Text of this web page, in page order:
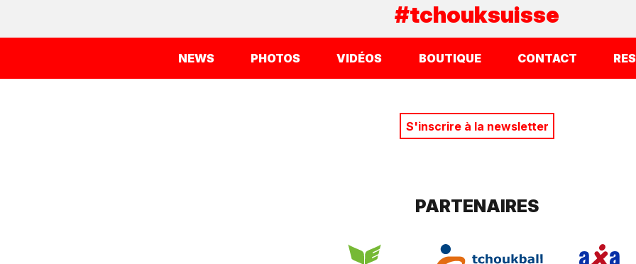
#tchouksuisse
NEWS PHOTOS VIDÉOS BOUTIQUE CONTACT
S'inscrire à la newsletter
PARTENAIRES